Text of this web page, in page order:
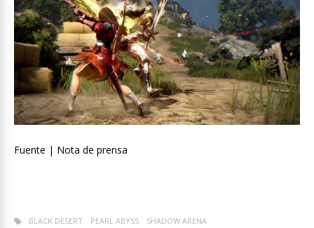
Fuente | Nota de prensa
BLACK DESERT PEARL ABYSS SHADOW ARENA